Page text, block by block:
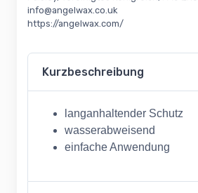
info@angelwax.co.uk
https://angelwax.com/
Kurzbeschreibung
langanhaltender Schutz
wasserabweisend
einfache Anwendung